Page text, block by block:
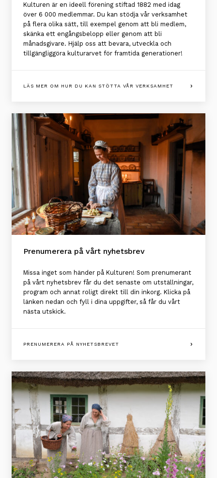
Kulturen är en ideell förening stiftad 1882 med idag
över 6 000 medlemmar. Du kan stödja vår verksamhet
på flera olika sätt, till exempel genom att bli medlem,
skänka ett engångsbelopp eller genom att bli
månadsgivare. Hjälp oss att bevara, utveckla och
tillgängliggöra kulturarvet för framtida generationer!
LÄS MER OM HUR DU KAN STÖTTA VÅR VERKSAMHET
Prenumerera på vårt nyhetsbrev
Missa inget som händer på Kulturen! Som prenumerant
på vårt nyhetsbrev får du det senaste om utställningar,
program och annat roligt direkt till din inkorg. Klicka på
länken nedan och fyll i dina uppgifter, så får du vårt
nästa utskick.
PRENUMERERA PÅ NYHETSBREVET